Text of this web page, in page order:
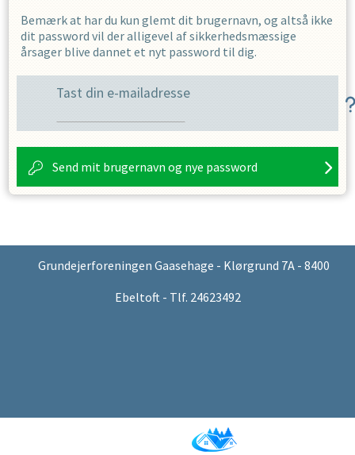
Bemærk at har du kun glemt dit brugernavn, og altså ikke
dit password vil der alligevel af sikkerhedsmæssige
årsager blive dannet et nyt password til dig.
Tast din e-mailadresse
Send mit brugernavn og nye password
Grundejerforeningen Gaasehage - Klørgrund 7A - 8400
Ebeltoft - Tlf. 24623492